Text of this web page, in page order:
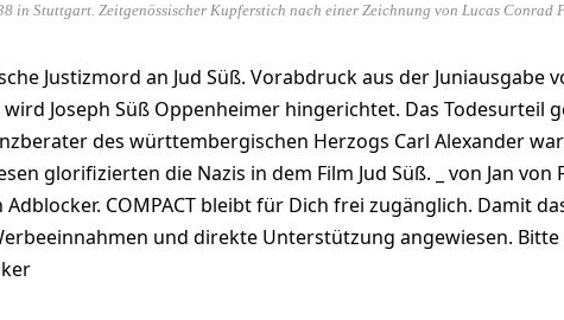
in Stuttgart. Zeitgenössischer Kupferstich nach einer Zeichnung von Lucas
Justizmord an Jud Süß. Vorabdruck aus der Juniausgabe
wird Joseph Süß Oppenheimer hingerichtet. Das Todesurteil
des württembergischen Herzogs Carl Alexander
glorifizierten die Nazis in dem Film Jud Süß. _ von Jan von
COMPACT bleibt für Dich frei zugänglich. Damit
und direkte Unterstützung angewiesen.